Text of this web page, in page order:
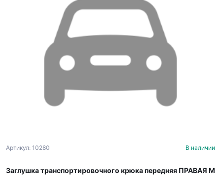
Артикул: 10280 В наличии
Заглушка транспортировочного крюка передняя ПРАВАЯ M